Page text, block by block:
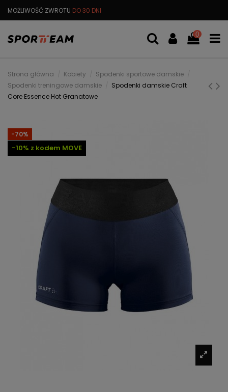
MOŻLIWOŚĆ ZWROTU DO 30 DNI
0
Strona główna Kobiety
Spodenki sportowe damskie
Spodenki treningowe damskie
Spodenki damskie Craft
Core Essence Hot Granatowe
-70%
-10% z kodem MOVE